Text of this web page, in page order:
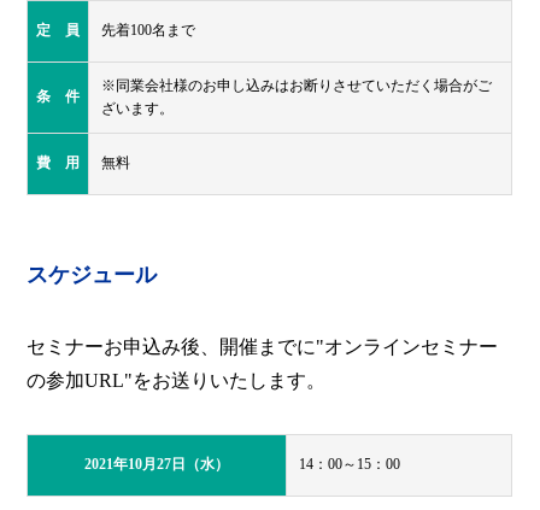
定 員 先着100名まで
条 件
※同業会社様のお申し込みはお断りさせていただく場合がご
ざいます。
費 用 無料
スケジュール
セミナーお申込み後、開催までに"オンラインセミナー
の参加URL"をお送りいたします。
2021年10月27日（水） 14：00～15：00